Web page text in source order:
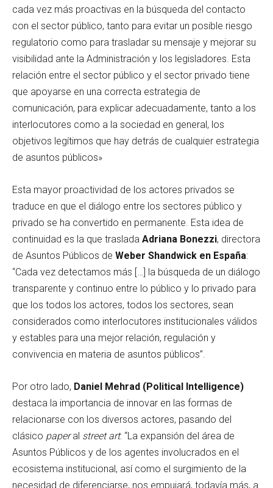
cada vez más proactivas en la búsqueda del contacto
con el sector público, tanto para evitar un posible riesgo
regulatorio como para trasladar su mensaje y mejorar su
visibilidad ante la Administración y los legisladores. Esta
relación entre el sector público y el sector privado tiene
que apoyarse en una correcta estrategia de
comunicación, para explicar adecuadamente, tanto a los
interlocutores como a la sociedad en general, los
objetivos legítimos que hay detrás de cualquier estrategia
de asuntos públicos»
Esta mayor proactividad de los actores privados se
traduce en que el diálogo entre los sectores público y
privado se ha convertido en permanente. Esta idea de
continuidad es la que traslada Adriana Bonezzi, directora
de Asuntos Públicos de Weber Shandwick en España:
“Cada vez detectamos más […] la búsqueda de un diálogo
transparente y continuo entre lo público y lo privado para
que los todos los actores, todos los sectores, sean
considerados como interlocutores institucionales válidos
y estables para una mejor relación, regulación y
convivencia en materia de asuntos públicos”.
Por otro lado, Daniel Mehrad (Political Intelligence)
destaca la importancia de innovar en las formas de
relacionarse con los diversos actores, pasando del
clásico paperal street art: “La expansión del área de
Asuntos Públicos y de los agentes involucrados en el
ecosistema institucional, así como el surgimiento de la
necesidad de diferenciarse, nos empujará, todavía más, a